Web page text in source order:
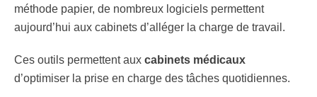
méthode papier, de nombreux logiciels permettent
aujourd’hui aux cabinets d’alléger la charge de travail.
Ces outils permettent aux cabinets médicaux
d’optimiser la prise en charge des tâches quotidiennes.